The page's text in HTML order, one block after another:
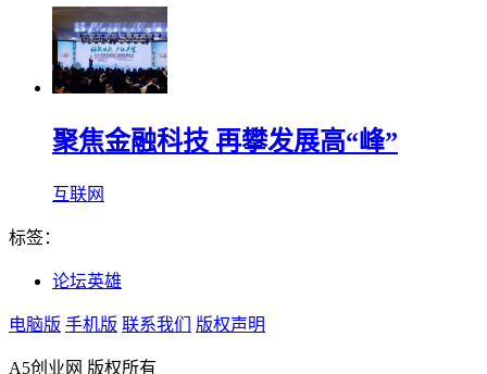
聚焦金融科技 再攀发展高“峰”
互联网
标签：
论坛英雄
电脑版 手机版 联系我们 版权声明
A5创业网 版权所有